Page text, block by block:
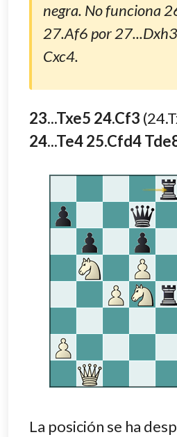
negra. No funciona
27.Af6 por
Cxc4.
23...Txe5 24.Cf3
24...Te4 25.Cfd4
La posición se ha